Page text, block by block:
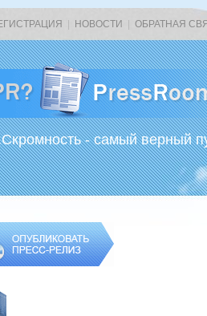
НОВОСТИ ОБРАТНАЯ
- самый верный